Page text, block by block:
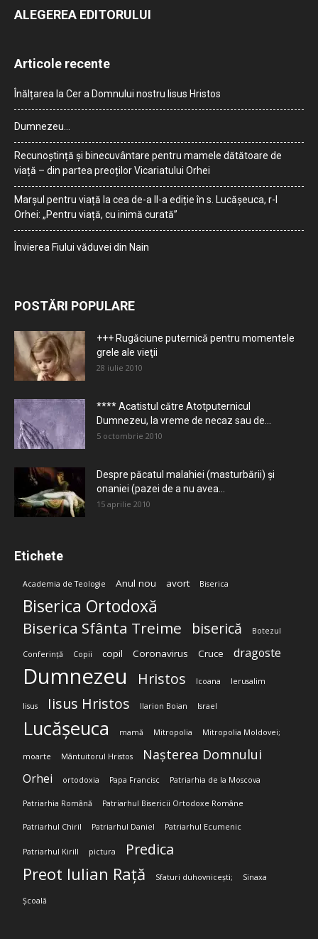
ALEGEREA EDITORULUI
Articole recente
Înălțarea la Cer a Domnului nostru Iisus Hristos
Dumnezeu…
Recunoștință și binecuvântare pentru mamele dătătoare de
viață – din partea preoților Vicariatului Orhei
Marșul pentru viață la cea de-a II-a ediție în s. Lucășeuca, r-l
Orhei: „Pentru viață, cu inimă curată”
Învierea Fiului văduvei din Nain
POSTĂRI POPULARE
+++ Rugăciune puternică pentru momentele
grele ale vieţii
28 iulie 2010
**** Acatistul către Atotputernicul
Dumnezeu, la vreme de necaz sau de...
5 octombrie 2010
Despre păcatul malahiei (masturbării) şi
onaniei (pazei de a nu avea...
15 aprilie 2010
Etichete
Academia de Teologie Anul nou avort Biserica
Biserica Ortodoxă
Biserica Sfânta Treime biserică Botezul
Conferință Copii copil Coronavirus Cruce dragoste
Dumnezeu Hristos Icoana Ierusalim
Iisus Iisus Hristos Ilarion Boian Israel
Lucășeuca mamă Mitropolia Mitropolia Moldovei;
moarte Mântuitorul Hristos Nașterea Domnului
Orhei ortodoxia Papa Francisc Patriarhia de la Moscova
Patriarhia Română Patriarhul Bisericii Ortodoxe Române
Patriarhul Chiril Patriarhul Daniel Patriarhul Ecumenic
Patriarhul Kirill pictura Predica
Preot Iulian Rață Sfaturi duhovnicești; Sinaxa
Școală